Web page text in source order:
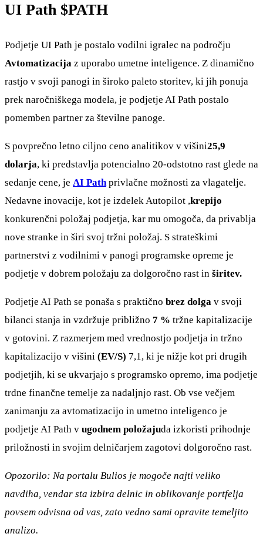
UI Path $PATH
Podjetje UI Path je postalo vodilni igralec na področju
Avtomatizacija z uporabo umetne inteligence. Z dinamično
rastjo v svoji panogi in široko paleto storitev, ki jih ponuja
prek naročniškega modela, je podjetje AI Path postalo
pomemben partner za številne panoge.
S povprečno letno ciljno ceno analitikov v višini25,9
dolarja, ki predstavlja potencialno 20-odstotno rast glede na
sedanje cene, je AI Pathprivlačne možnosti za vlagatelje.
Nedavne inovacije, kot je izdelek Autopilot ,krepijo
konkurenčni položaj podjetja, kar mu omogoča, da privablja
nove stranke in širi svoj tržni položaj. S strateškimi
partnerstvi z vodilnimi v panogi programske opreme je
podjetje v dobrem položaju za dolgoročno rast in širitev.
Podjetje AI Path se ponaša s praktično brez dolga v svoji
bilanci stanja in vzdržuje približno 7 % tržne kapitalizacije
v gotovini. Z razmerjem med vrednostjo podjetja in tržno
kapitalizacijo v višini (EV/S) 7,1, ki je nižje kot pri drugih
podjetjih, ki se ukvarjajo s programsko opremo, ima podjetje
trdne finančne temelje za nadaljnjo rast. Ob vse večjem
zanimanju za avtomatizacijo in umetno inteligenco je
podjetje AI Path v ugodnem položajuda izkoristi prihodnje
priložnosti in svojim delničarjem zagotovi dolgoročno rast.
Opozorilo: Na portalu Bulios je mogoče najti veliko
navdiha, vendar sta izbira delnic in oblikovanje portfelja
povsem odvisna od vas, zato vedno sami opravite temeljito
analizo.